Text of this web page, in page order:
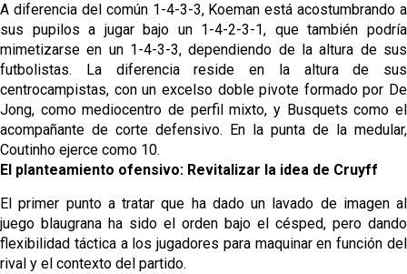
A diferencia del común 1-4-3-3, Koeman está acostumbrando a
sus pupilos a jugar bajo un 1-4-2-3-1, que también podría
mimetizarse en un 1-4-3-3, dependiendo de la altura de sus
futbolistas. La diferencia reside en la altura de sus
centrocampistas, con un excelso doble pivote formado por De
Jong, como mediocentro de perfil mixto, y Busquets como el
acompañante de corte defensivo. En la punta de la medular,
Coutinho ejerce como 10.
El planteamiento ofensivo: Revitalizar la idea de Cruyff
El primer punto a tratar que ha dado un lavado de imagen al
juego blaugrana ha sido el orden bajo el césped, pero dando
flexibilidad táctica a los jugadores para maquinar en función del
rival y el contexto del partido.